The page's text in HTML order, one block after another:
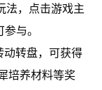
法，点击游戏主
与。
动转盘，可获得
培养材料等奖